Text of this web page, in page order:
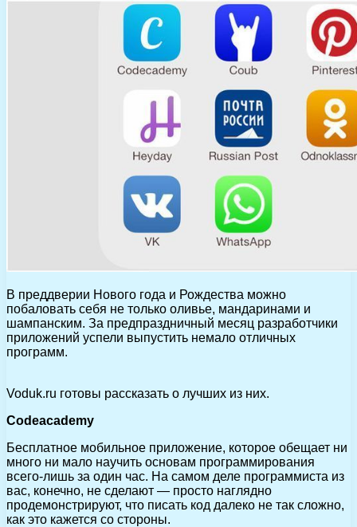
В преддверии Нового года и Рождества можно
побаловать себя не только оливье, мандаринами и
шампанским. За предпраздничный месяц разработчики
приложений успели выпустить немало отличных
программ.
Voduk.ru готовы рассказать о лучших из них.
Codeacademy
Бесплатное мобильное приложение, которое обещает ни
много ни мало научить основам программирования
всего-лишь за один час. На самом деле программиста из
вас, конечно, не сделают — просто наглядно
продемонстрируют, что писать код далеко не так сложно,
как это кажется со стороны.